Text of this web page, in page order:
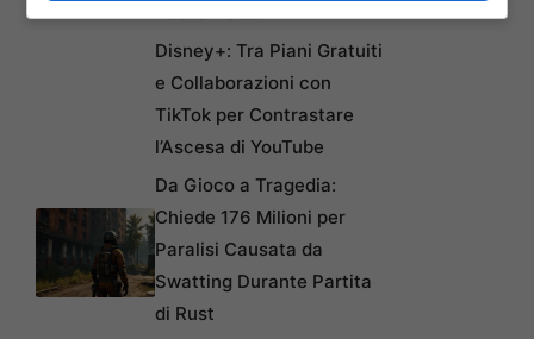
Passo-Passo
Disney+: Tra Piani Gratuiti
e Collaborazioni con
TikTok per Contrastare
l’Ascesa di YouTube
Da Gioco a Tragedia:
Chiede 176 Milioni per
Paralisi Causata da
Swatting Durante Partita
di Rust